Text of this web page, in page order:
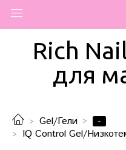
Rich
для
Gel/Гели
-
IQ Control Gel/